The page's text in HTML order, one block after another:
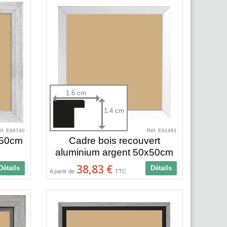
E98740
Détails
1.6 cm
1.4 cm
Réf. E91461
Cadre bois recouvert
aluminium argent 50x50cm
Détails
A partir de 38,83 € TTC